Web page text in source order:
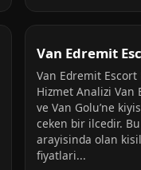
Van Edremit
Van Edremit
Hizmet Analizi
ve Van Golu’ne
ceken bir ilcedir.
arayisinda olan
fiyatlari...